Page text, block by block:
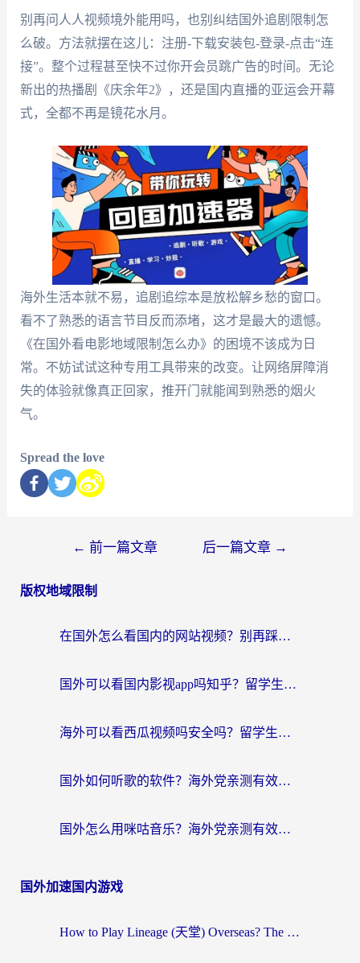
别再问人人视频境外能用吗，也别纠结国外追剧限制怎
么破。方法就摆在这儿：注册-下载安装包-登录-点击“连
接”。整个过程甚至快不过你开会员跳广告的时间。无论
新出的热播剧《庆余年2》，还是国内直播的亚运会开幕
式，全都不再是镜花水月。
海外生活本就不易，追剧追综本是放松解乡愁的窗口。
看不了熟悉的语言节目反而添堵，这才是最大的遗憾。
《在国外看电影地域限制怎么办》的困境不该成为日
常。不妨试试这种专用工具带来的改变。让网络屏障消
失的体验就像真正回家，推开门就能闻到熟悉的烟火
气。
Spread the love
← 前一篇文章 后一篇文章 →
版权地域限制
在国外怎么看国内的网站视频？别再踩坑！选对加速器秒回国内冲浪
国外可以看国内影视app吗知乎？留学生亲测有效的回国加速方案
海外可以看西瓜视频吗安全吗？留学生亲测：3步解决回国追剧难题，附靠谱加速器推荐
国外如何听歌的软件？海外党亲测有效的回国加速器指南
国外怎么用咪咕音乐？海外党亲测有效的听歌自由指南
国外加速国内游戏
How to Play Lineage (天堂) Overseas? The Ultimate Guide to Choosing the Best Chinese Server Game Accelerator (在国外打天堂加速器)